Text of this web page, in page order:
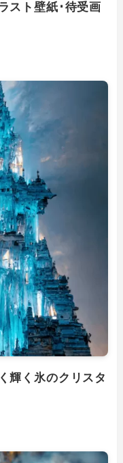
スト壁紙･待受画
輝く氷のクリスタ